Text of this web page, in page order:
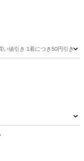
値引き 1着につき50円引き
ン